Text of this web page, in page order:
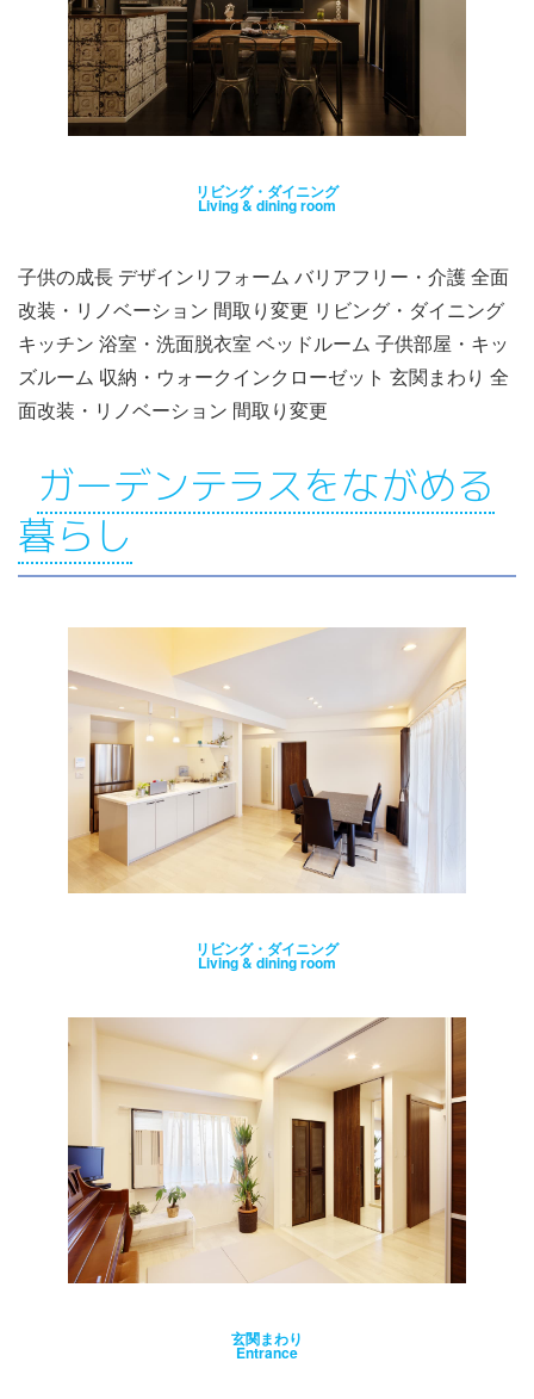
リビング・ダイニング
Living & dining room
子供の成長 デザインリフォーム バリアフリー・介護 全面
改装・リノベーション 間取り変更 リビング・ダイニング
キッチン 浴室・洗面脱衣室 ベッドルーム 子供部屋・キッ
ズルーム 収納・ウォークインクローゼット 玄関まわり 全
面改装・リノベーション 間取り変更
ガーデンテラスをながめる
暮らし
リビング・ダイニング
Living & dining room
玄関まわり
Entrance